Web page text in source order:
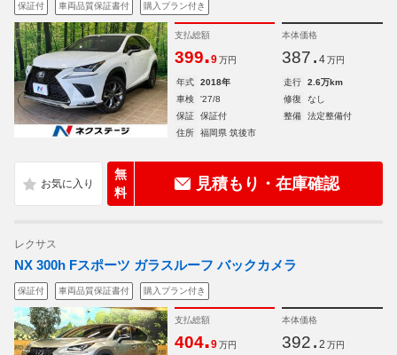
保証付 車両品質保証書付 購入プラン付き
支払総額
399.9 万円
本体価格
387. 4 万円
年式 2018年 走行
2.6万km
車検
'27/8 修復
なし
保証
保証付 整備
法定整備付
住所
福岡県 筑後市
無
料
見積もり・在庫確認
レクサス
NX 300h Fスポーツ ガラスルーフ バックカメラ
保証付 車両品質保証書付 購入プラン付き
支払総額
404.9 万円
本体価格
392. 2 万円